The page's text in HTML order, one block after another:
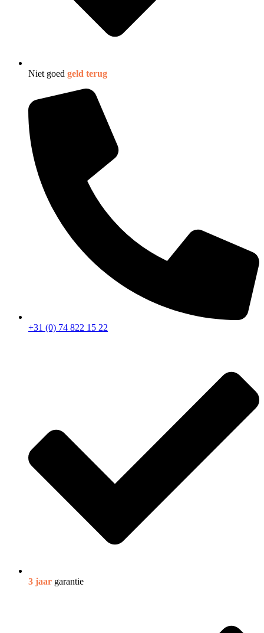
Niet goed geld terug
+31 (0) 74 822 15 22
3 jaar garantie